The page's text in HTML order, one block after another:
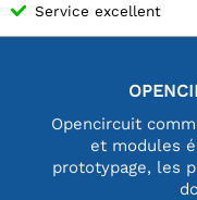
Service excellent
Opencircuit
et modules
prototypage, les